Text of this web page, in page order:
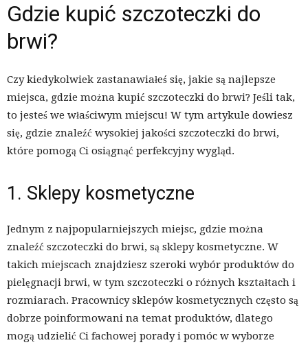
Gdzie kupić szczoteczki do
brwi?
Czy kiedykolwiek zastanawiałeś się, jakie są najlepsze
miejsca, gdzie można kupić szczoteczki do brwi? Jeśli tak,
to jesteś we właściwym miejscu! W tym artykule dowiesz
się, gdzie znaleźć wysokiej jakości szczoteczki do brwi,
które pomogą Ci osiągnąć perfekcyjny wygląd.
1. Sklepy kosmetyczne
Jednym z najpopularniejszych miejsc, gdzie można
znaleźć szczoteczki do brwi, są sklepy kosmetyczne. W
takich miejscach znajdziesz szeroki wybór produktów do
pielęgnacji brwi, w tym szczoteczki o różnych kształtach i
rozmiarach. Pracownicy sklepów kosmetycznych często są
dobrze poinformowani na temat produktów, dlatego
mogą udzielić Ci fachowej porady i pomóc w wyborze